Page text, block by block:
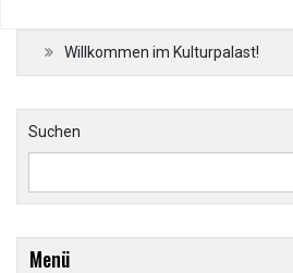
Willkommen im Kulturpalast!
Suchen
Menü